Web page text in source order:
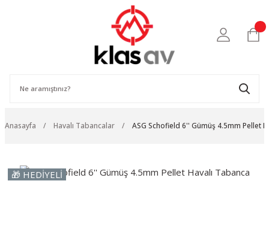
Anasayfa Havalı Tabancalar ASG Schofield 6'' Gümüş 4.5mm Pellet
🎁 HEDİYELİ